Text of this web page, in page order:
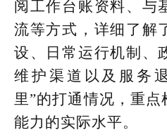
阅工作台账资料、与
流等方式，详细了解
设、日常运行机制、
维护渠道以及服务
里”的打通情况，重
能力的实际水平。